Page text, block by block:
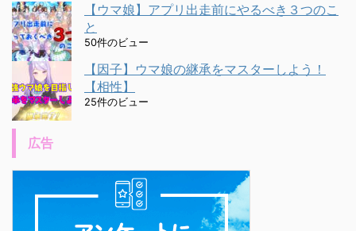
【ウマ娘】アプリ出走前にやるべき３つのこ
と
50件のビュー
【因子】ウマ娘の継承をマスターしよう！
【相性】
25件のビュー
広告